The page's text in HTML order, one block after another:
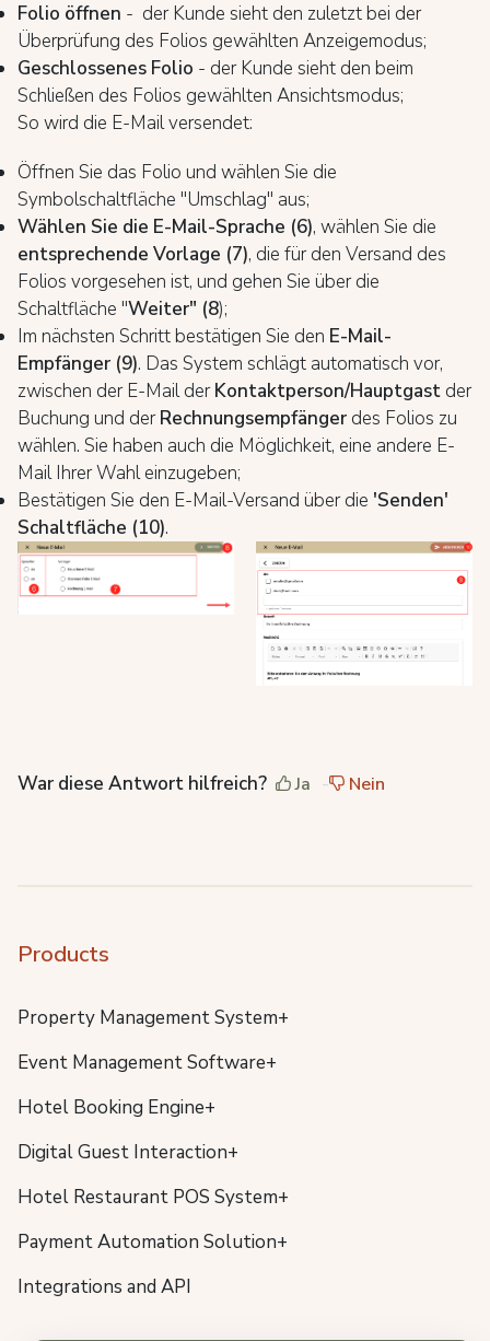
Folio öffnen - der Kunde sieht den zuletzt bei der
Überprüfung des Folios gewählten Anzeigemodus;
Geschlossenes Folio - der Kunde sieht den beim
Schließen des Folios gewählten Ansichtsmodus;
So wird die E-Mail versendet:
Öffnen Sie das Folio und wählen Sie die
Symbolschaltfläche "Umschlag" aus;
Wählen Sie die E-Mail-Sprache (6), wählen Sie die
entsprechende Vorlage (7), die für den Versand des
Folios vorgesehen ist, und gehen Sie über die
Schaltfläche "Weiter" (8);
Im nächsten Schritt bestätigen Sie den E-Mail-
Empfänger (9). Das System schlägt automatisch vor,
zwischen der E-Mail derKontaktperson/Hauptgast der
Buchung und derRechnungsempfänger des Folios zu
wählen. Sie haben auch die Möglichkeit, eine andere E-
Mail Ihrer Wahl einzugeben;
Bestätigen Sie den E-Mail-Versand über die 'Senden'
Schaltfläche (10).
War diese Antwort hilfreich? Ja Nein
Products
Property Management System+
Event Management Software+
Hotel Booking Engine+
Digital Guest Interaction+
Hotel Restaurant POS System+
Payment Automation Solution+
Integrations and API